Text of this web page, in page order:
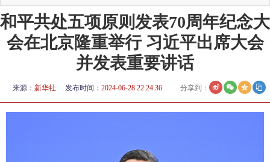
和平共处五项原则发表70周年纪念大
会在北京隆重举行 习近平出席大会
并发表重要讲话
来源： 新华社 发布时间： 2024-06-28 22:24:36 分享到：